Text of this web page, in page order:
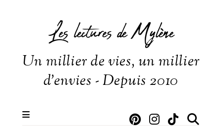
Les lectures de Mylène
Un millier de vies, un millier
d'envies - Depuis 2010